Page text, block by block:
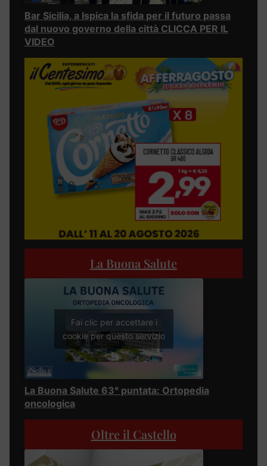
Bar Sicilia, a Ispica la sfida per il futuro passa
dal nuovo governo della città CLICCA PER IL
VIDEO
La Buona Salute
Fai clic per accettare i
cookie per questo servizio
La Buona Salute 63° puntata: Ortopedia
oncologica
Oltre il Castello